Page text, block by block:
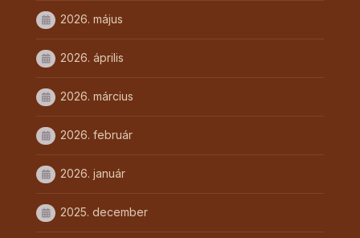
2026. május
2026. április
2026. március
2026. február
2026. január
2025. december